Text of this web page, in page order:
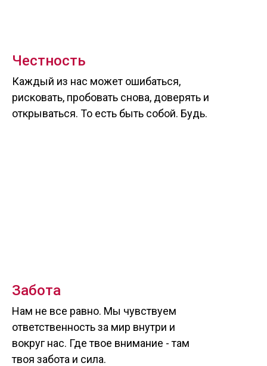
Каждый из нас может ошибаться,
рисковать, пробовать снова, доверять и
открываться. То есть быть собой. Будь.
Честность
Нам не все равно. Мы чувствуем
ответственность за мир внутри и
вокруг нас. Где твое внимание - там
твоя забота и сила.
Забота